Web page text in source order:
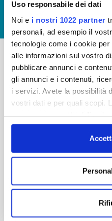
Uso responsabile dei dati
Noi e i nostri 1022 partner
personali, ad esempio il
tecnologie come i cookie
alle informazioni sul vostro
pubblicare annunci e
gli annunci e i contenuti,
i servizi. Avete la possibilità
vostri dati e per quali scopi.
in cui avete effettuato le
modificare o revocare il
momento dalla
Con il tuo consenso,
raccogliere
Publiacqua S.p.A
Via Villamagna 90/c -
50126 Fi
Tel. +39 055688903
Reg Imprese Firenze